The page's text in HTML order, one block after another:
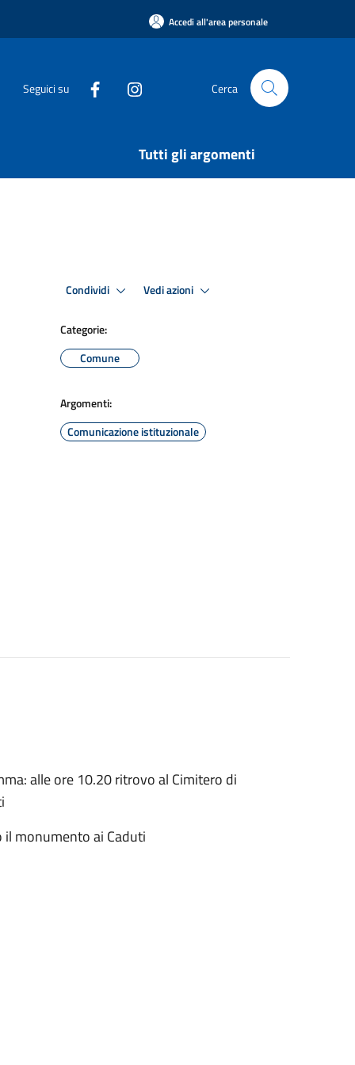
Accedi all'area personale
Seguici su Cerca
Tutti gli argomenti
Condividi Vedi azioni
Categorie:
Comune
Argomenti:
Comunicazione istituzionale
alle ore 10.20 ritrovo al Cimitero di
monumento ai Caduti